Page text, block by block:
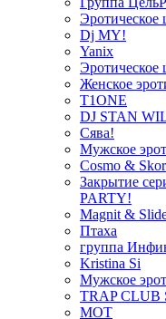
Эротическое
Dj MY!
Yanix
Женское
T1ONE
DJ STAN
Сява!
Мужское
Cosmo &
Закрытие
PARTY!
Magnit &
Птаха
группа
Kristina Si
Мужское
TRAP CLUB
МОТ